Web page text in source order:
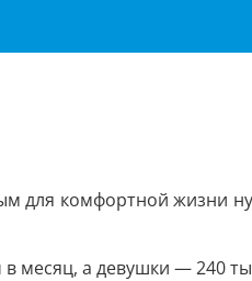
для комфортной жизни
месяц, а девушки — 240